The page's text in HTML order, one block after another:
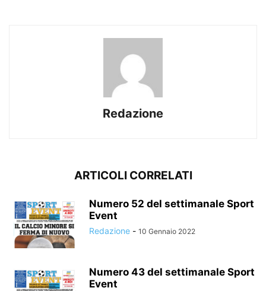
Redazione
ARTICOLI CORRELATI
Numero 52 del settimanale Sport
Event
Redazione - 10 Gennaio 2022
Numero 43 del settimanale Sport
Event